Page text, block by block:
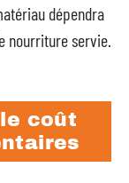
dépendra
nourriture servie.
coût